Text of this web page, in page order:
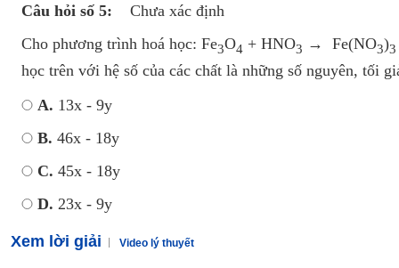
Câu hỏi số 5:
Chưa xác định
Cho phương trình hoá học: Fe3O4 + HNO3 → Fe(NO3)3
học trên với hệ số của các chất là những số nguyên, tối
A. 13x - 9y
B. 46x - 18y
C. 45x - 18y
D. 23x - 9y
Xem lời giải Video lý thuyết